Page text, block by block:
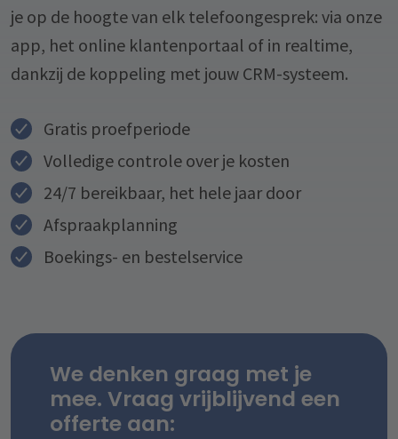
je op de hoogte van elk telefoongesprek: via onze
app, het online klantenportaal of in realtime,
dankzij de koppeling met jouw CRM-systeem.
Gratis proefperiode
Volledige controle over je kosten
24/7 bereikbaar, het hele jaar door
Afspraakplanning
Boekings- en bestelservice
We denken graag met je
mee. Vraag vrijblijvend een
offerte aan: